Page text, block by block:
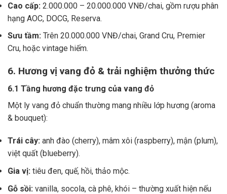
Cao cấp: 2.000.000 – 20.000.000 VNĐ/chai, gồm rượu phân
hạng AOC, DOCG, Reserva.
Sưu tầm: Trên 20.000.000 VNĐ/chai, Grand Cru, Premier
Cru, hoặc vintage hiếm.
6. Hương vị vang đỏ & trải nghiệm thưởng thức
6.1 Tầng hương đặc trưng của vang đỏ
Một ly vang đỏ chuẩn thường mang nhiều lớp hương (aroma
& bouquet):
Trái cây: anh đào (cherry), mâm xôi (raspberry), mận (plum),
việt quất (blueberry).
Gia vị: tiêu đen, quế, hồi, thảo mộc.
Gỗ sồi: vanilla, socola, cà phê, khói – thường xuất hiện nếu